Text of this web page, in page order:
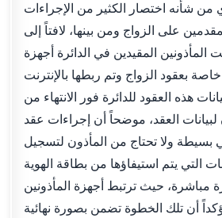
من شأنه اختصار الكثير من الإجراءات
على الزواج ومن بينها، لافتاً إلى
المأذونين المقيدين في الدائرة أجهزة
بعقود الزواج وتم ربطها بالإنترنت
هذه العقود للدائرة فور الانتهاء من
العقد، موضحاً أن إجراءات عقد
بسيطة ولا تحتاج من المأذون لتسجيل
التي يتم استيفاؤها من بطاقة الهوية
مباشرة، حيث ترتبط أجهزة المأذونين
أن تلك الخطوة تضمن بصورة نهائية